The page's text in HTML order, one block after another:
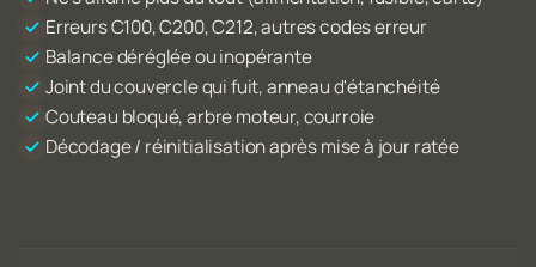
Erreurs C100, C200, C212, autres codes erreur
Balance déréglée ou inopérante
Joint du couvercle qui fuit, anneau d'étanchéité
Couteau bloqué, arbre moteur, courroie
Décodage / réinitialisation après mise à jour ratée